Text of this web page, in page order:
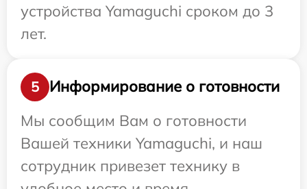
устройства Yamaguchi сроком до 3
лет.
5
Информирование о готовности
Мы сообщим Вам о готовности
Вашей техники Yamaguchi, и наш
сотрудник привезет технику в